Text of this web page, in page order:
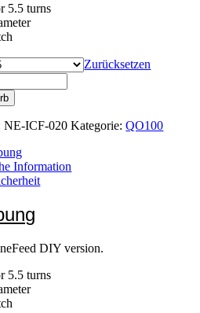
5.5 turns
Zurücksetzen
NE-ICF-020 Kategorie:QO100
Information
DIY version.
5.5 turns